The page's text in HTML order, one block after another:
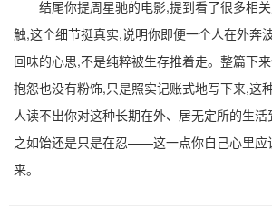
结尾你提周星驰的电影,提到看了很多相
触,这个细节挺真实,说明你即便一个人在外奔
回味的心思,不是纯粹被生存推着走。整篇下
抱怨也没有粉饰,只是照实记账式地写下来,这
人读不出你对这种长期在外、居无定所的生
之如饴还是只是在忍——这一点你自己心里应
来。